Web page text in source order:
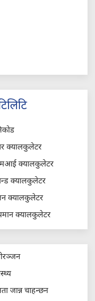
क्यालकुलेटर
क्यालकुलेटर
क्यालकुलेटर
क्यालकुलेटर
क्यालकुलेटर
जान्न चाहन्छन